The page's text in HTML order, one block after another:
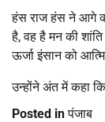
हंस राज हंस ने आगे
है, वह है मन की
ऊर्जा इंसान को
उन्होंने अंत में कहा
Posted inपंजाब